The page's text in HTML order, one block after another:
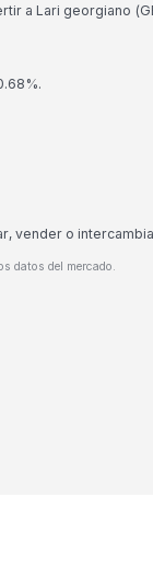
a Lari georgiano
vender o
datos del mercado.